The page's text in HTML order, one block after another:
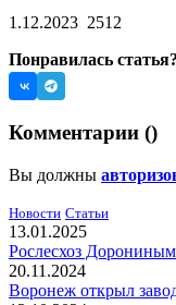
1.12.2023 2512
Понравилась
Комментарии ()
Вы должны
Новости Статьи
13.01.2025
Рослесхоз
20.11.2024
Воронеж открыл